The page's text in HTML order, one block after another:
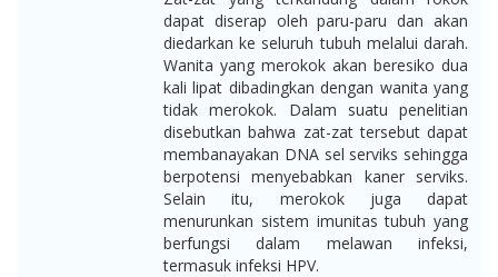
dapat diserap oleh paru-paru dan akan
diedarkan ke seluruh tubuh melalui darah.
Wanita yang merokok akan beresiko dua
kali lipat dibadingkan dengan wanita yang
tidak merokok. Dalam suatu penelitian
disebutkan bahwa zat-zat tersebut dapat
membanayakan DNA sel serviks sehingga
berpotensi menyebabkan kaner serviks.
Selain itu, merokok juga dapat
menurunkan sistem imunitas tubuh yang
berfungsi dalam melawan infeksi,
termasuk infeksi HPV.